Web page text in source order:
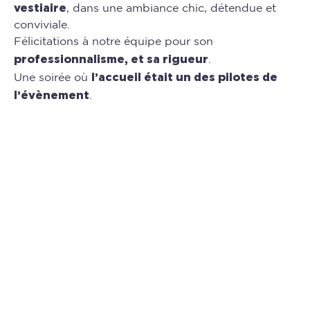
vestiaire, dans une ambiance chic, détendue et
conviviale.
Félicitations à notre équipe pour son
professionnalisme, et sa rigueur
Une soirée où l’accueil était un des pilotes de
l’évènement